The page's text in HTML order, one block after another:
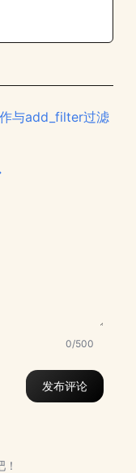
与add_filter过滤
0/500
发布评论